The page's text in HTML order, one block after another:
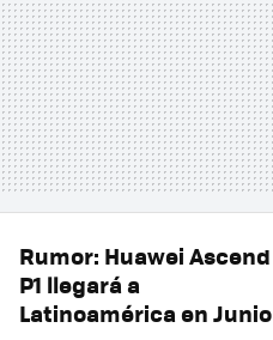
Rumor: Huawei Ascend
P1 llegará a
Latinoamérica en Junio